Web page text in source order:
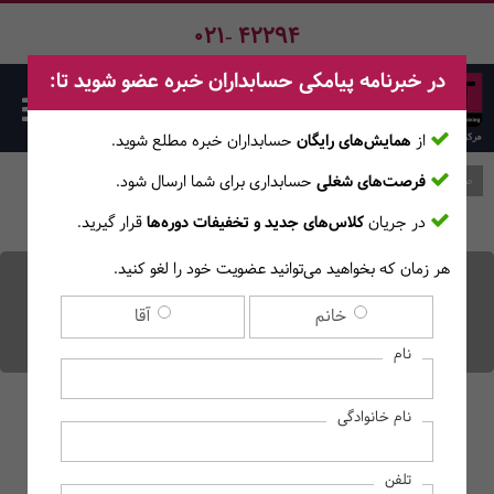
021- 42294
تقویم مالی و مالیاتی مدیران
مالی و حسابداران سال 1402
صفحه اصلی وبلاگ
در خبرنامه پیامکی حسابداران خبره عضو شوید تا:
از همایش‌های رایگان حسابداران خبره مطلع ‎شوید.
فرصت‌های شغلی حسابداری برای شما ارسال شود.
در جریانکلاس‌های جدید و تخفیفات دوره‌هاقرار گیرید.
هر زمان که بخواهید می‌توانید عضویت خود را لغو کنید.
خانم آقا
نام
نام خانوادگی
تلفن